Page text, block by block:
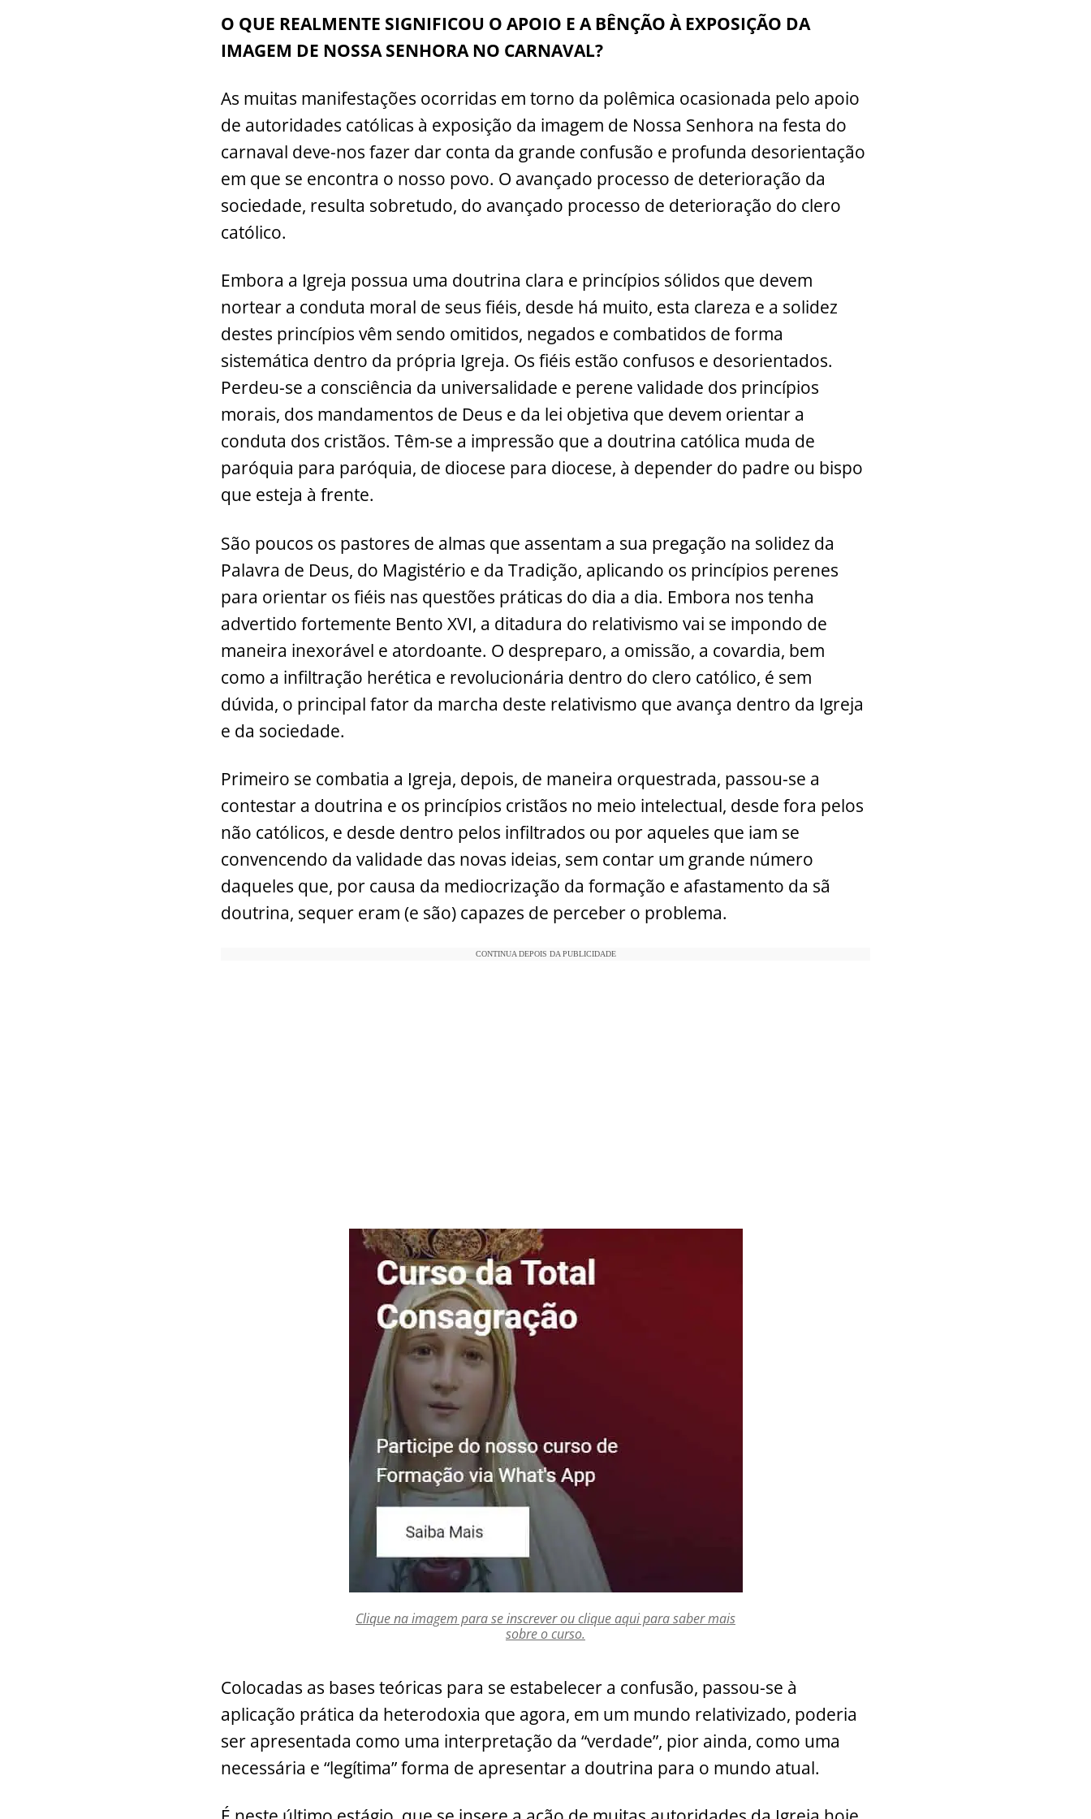
c
e
o
o
k
at
s
p
p
itt
er
ai
l
p
y
Li
n
k
ar
e
O QUE REALMENTE SIGNIFICOU O APOIO E A BÊNÇÃO À EXPOSIÇÃO DA
IMAGEM DE NOSSA SENHORA NO CARNAVAL?
As muitas manifestações ocorridas em torno da polêmica ocasionada pelo apoio
de autoridades católicas à exposição da imagem de Nossa Senhora na festa do
carnaval deve-nos fazer dar conta da grande confusão e profunda desorientação
em que se encontra o nosso povo. O avançado processo de deterioração da
sociedade, resulta sobretudo, do avançado processo de deterioração do clero
católico.
Embora a Igreja possua uma doutrina clara e princípios sólidos que devem
nortear a conduta moral de seus fiéis, desde há muito, esta clareza e a solidez
destes princípios vêm sendo omitidos, negados e combatidos de forma
sistemática dentro da própria Igreja. Os fiéis estão confusos e desorientados.
Perdeu-se a consciência da universalidade e perene validade dos princípios
morais, dos mandamentos de Deus e da lei objetiva que devem orientar a
conduta dos cristãos. Têm-se a impressão que a doutrina católica muda de
paróquia para paróquia, de diocese para diocese, à depender do padre ou bispo
que esteja à frente.
São poucos os pastores de almas que assentam a sua pregação na solidez da
Palavra de Deus, do Magistério e da Tradição, aplicando os princípios perenes
para orientar os fiéis nas questões práticas do dia a dia. Embora nos tenha
advertido fortemente Bento XVI, a ditadura do relativismo vai se impondo de
maneira inexorável e atordoante. O despreparo, a omissão, a covardia, bem
como a infiltração herética e revolucionária dentro do clero católico, é sem
dúvida, o principal fator da marcha deste relativismo que avança dentro da Igreja
e da sociedade.
Primeiro se combatia a Igreja, depois, de maneira orquestrada, passou-se a
contestar a doutrina e os princípios cristãos no meio intelectual, desde fora pelos
não católicos, e desde dentro pelos infiltrados ou por aqueles que iam se
convencendo da validade das novas ideias, sem contar um grande número
daqueles que, por causa da mediocrização da formação e afastamento da sã
doutrina, sequer eram (e são) capazes de perceber o problema.
CONTINUA DEPOIS DA PUBLICIDADE
Clique na imagem para se inscrever ou clique aqui para saber mais
sobre o curso.
Colocadas as bases teóricas para se estabelecer a confusão, passou-se à
aplicação prática da heterodoxia que agora, em um mundo relativizado, poderia
ser apresentada como uma interpretação da “verdade”, pior ainda, como uma
necessária e “legítima” forma de apresentar a doutrina para o mundo atual.